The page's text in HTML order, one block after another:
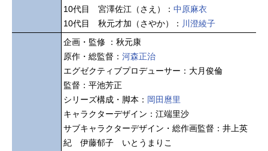
10代目 宮澤佐江（さえ）： 中原麻衣
10代目 秋元才加（さやか）： 川澄綾子
企画・監修 ：秋元康
原作・総監督： 河森正治
エグゼクティブプロデューサー：大月俊倫
監督：平池芳正
シリーズ構成・脚本： 岡田麿里
キャラクターデザイン：江端里沙
サブキャラクターデザイン・総作画監督：井上英
紀 伊藤郁子 いとうまりこ